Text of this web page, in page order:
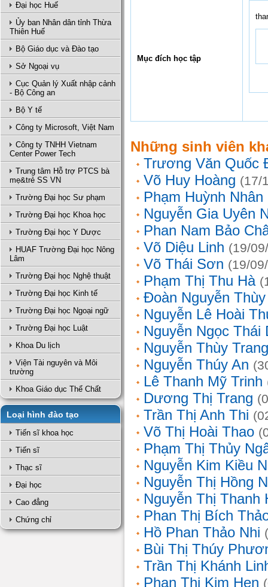
Đại học Huế
Ủy ban Nhân dân tỉnh Thừa
Thiên Huế
Bộ Giáo dục và Đào tạo
Sở Ngoại vụ
Cục Quản lý Xuất nhập cảnh
- Bộ Công an
Bộ Y tế
Công ty Microsoft, Việt Nam
Công ty TNHH Vietnam
Center Power Tech
Trung tâm Hỗ trợ PTCS bà
mẹ&trẻ SS VN
Trường Đại học Sư phạm
Trường Đại học Khoa học
Trường Đại học Y Dược
HUAF Trường Đại học Nông
Lâm
Trường Đại học Nghệ thuật
Trường Đại học Kinh tế
Trường Đại học Ngoại ngữ
Trường Đại học Luật
Khoa Du lịch
Viện Tài nguyên và Môi
trường
Khoa Giáo dục Thể Chất
Loại hình đào tạo
Tiến sĩ khoa học
Tiến sĩ
Thạc sĩ
Đại học
Cao đẳng
Chứng chỉ
Mục đích học tập
Những sinh viên
Trương Văn Quốc
Võ Huy Hoàng (17/
Phạm Huỳnh Nhân
Nguyễn Gia Uyên
Phan Nam Bảo
Võ Diệu Linh (19/
Võ Thái Sơn (19/
Phạm Thị Thu Hà
Đoàn Nguyễn
Nguyễn Lê Hoài
Nguyễn Ngọc Thái
Nguyễn Thùy Trang
Nguyễn Thúy An
Lê Thanh Mỹ Trinh
Dương Thị Trang
Trần Thị Anh Thi
Võ Thị Hoài Thao
Phạm Thị Thủy
Nguyễn Kim Kiều
Nguyễn Thị Hồng
Nguyễn Thị Thanh
Phan Thị Bích
Hồ Phan Thảo Nhi
Bùi Thị Thúy
Trần Thị Khánh
Phan Thị Kim Hẹn